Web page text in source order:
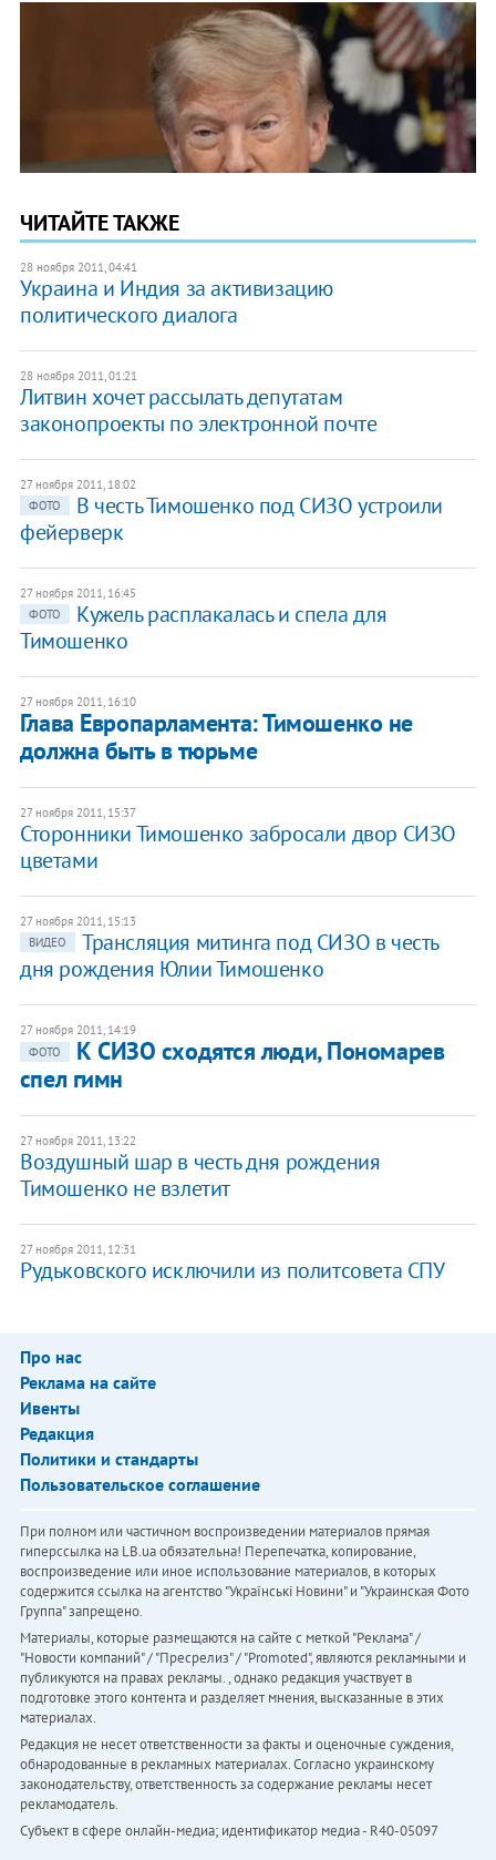
ЧИТАЙТЕ ТАКЖЕ
28 ноября 2011, 04:41
​Украина и Индия за активизацию
политического диалога
28 ноября 2011, 01:21
​Литвин хочет рассылать депутатам
законопроекты по электронной почте
27 ноября 2011, 18:02
ФОТО
В честь Тимошенко под СИЗО устроили
фейерверк
27 ноября 2011, 16:45
ФОТО
Кужель расплакалась и спела для
Тимошенко
27 ноября 2011, 16:10
Глава Европарламента: Тимошенко не
должна быть в тюрьме
27 ноября 2011, 15:37
Сторонники Тимошенко забросали двор СИЗО
цветами
27 ноября 2011, 15:13
ВИДЕО
Трансляция митинга под СИЗО в честь
дня рождения Юлии Тимошенко
27 ноября 2011, 14:19
ФОТО
К СИЗО сходятся люди, Пономарев
спел гимн
27 ноября 2011, 13:22
Воздушный шар в честь дня рождения
Тимошенко не взлетит
27 ноября 2011, 12:31
Рудьковского исключили из политсовета СПУ
Про нас
Реклама на сайте
Ивенты
Редакция
Политики и стандарты
Пользовательское соглашение
При полном или частичном воспроизведении материалов прямая
гиперссылка на LB.ua обязательна! Перепечатка, копирование,
воспроизведение или иное использование материалов, в которых
содержится ссылка на агентство "Українськi Новини" и "Украинская Фото
Группа" запрещено.
Материалы, которые размещаются на сайте с меткой "Реклама" /
"Новости компаний" / "Пресрелиз" / "Promoted", являются рекламными и
публикуются на правах рекламы. , однако редакция участвует в
подготовке этого контента и разделяет мнения, высказанные в этих
материалах.
Редакция не несет ответственности за факты и оценочные суждения,
обнародованные в рекламных материалах. Согласно украинскому
законодательству, ответственность за содержание рекламы несет
рекламодатель.
Субъект в сфере онлайн-медиа; идентификатор медиа - R40-05097